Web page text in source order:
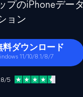
プのiPhoneデー
ョン
料ダウンロード
11/10/8.1/8/7
5